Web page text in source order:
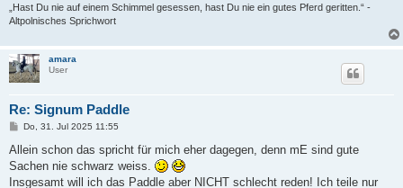
„Hast Du nie auf einem Schimmel gesessen, hast Du nie ein gutes Pferd geritten.“ -
Altpolnisches Sprichwort
amara
User
Re: Signum Paddle
B
i
r
a
Do, 31. Jul 2025 11:55
Allein schon das spricht für mich eher dagegen, denn mE sind gute
Sachen nie schwarz weiss.
Insgesamt will ich das Paddle aber NICHT schlecht reden! Ich teile nur